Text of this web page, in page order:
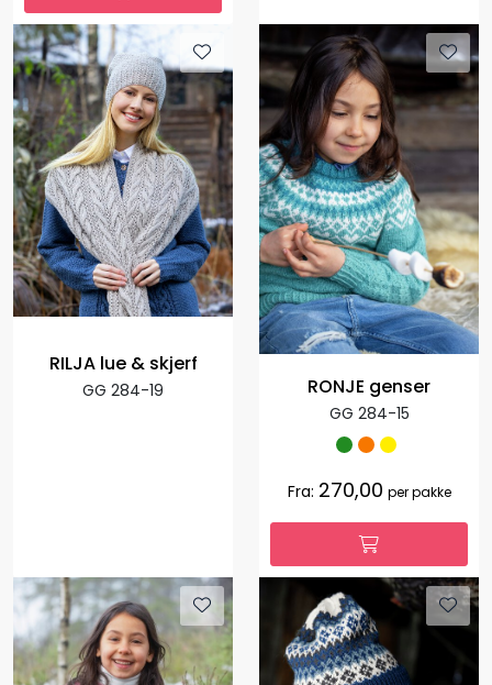
RILJA lue & skjerf
GG 284-19 RONJE genser
GG 284-15
Fra: 270,00 per pakke